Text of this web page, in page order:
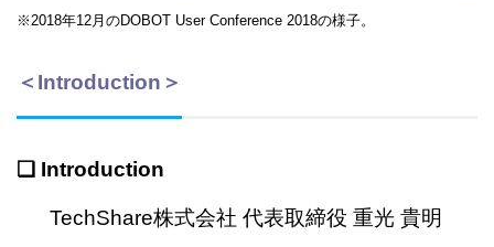
※2018年12月のDOBOT User Conference 2018の様子。
＜ Introduction ＞
❏ Introduction
TechShare株式会社 代表取締役 重光 貴明